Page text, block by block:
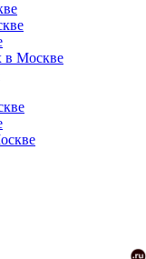
в Москве